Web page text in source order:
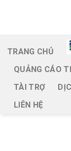
TRANG CHỦ
QUẢNG CÁO
TÀI TRỢ
LIÊN HỆ